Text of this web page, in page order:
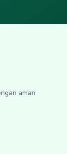
aman